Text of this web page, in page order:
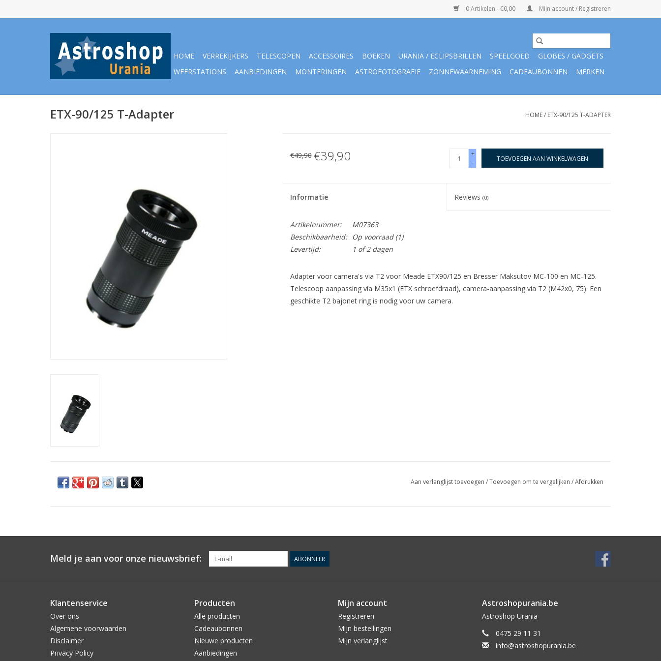
0 Artikelen - €0,00 Mijn account / Registreren
HOME VERREKIJKERS TELESCOPEN ACCESSOIRES BOEKEN URANIA / ECLIPSBRILLEN SPEELGOED
GLOBES / GADGETS
WEERSTATIONS
AANBIEDINGEN MONTERINGEN ASTROFOTOGRAFIE ZONNEWAARNEMING CADEAUBONNEN MERKEN
ETX-90/125 T-Adapter HOME/ ETX-90/125 T-ADAPTER
€49,90 €39,90
+
-
TOEVOEGEN AAN WINKELWAGEN
Informatie Reviews(0)
Artikelnummer:
M07363
Beschikbaarheid:
Op voorraad(1)
Levertijd:
1 of 2 dagen
Adapter voor camera's via T2 voor Meade ETX90/125 en Bresser Maksutov MC-100 en MC-125.
Telescoop aanpassing via M35x1 (ETX schroefdraad), camera-aanpassing via T2 (M42x0, 75). Een
geschikte T2 bajonet ring is nodig voor uw camera.
Aan verlanglijst toevoegen /Toevoegen om te vergelijken /Afdrukken
Meld je aan voor onze nieuwsbrief: ABONNEER
Klantenservice
Over ons
Algemene voorwaarden
Disclaimer
Privacy Policy
Producten
Alle producten
Cadeaubonnen
Nieuwe producten
Aanbiedingen
Mijn account
Registreren
Mijn bestellingen
Mijn verlanglijst
Astroshopurania.be
Astroshop Urania
0475 29 11 31
info@astroshopurania.be